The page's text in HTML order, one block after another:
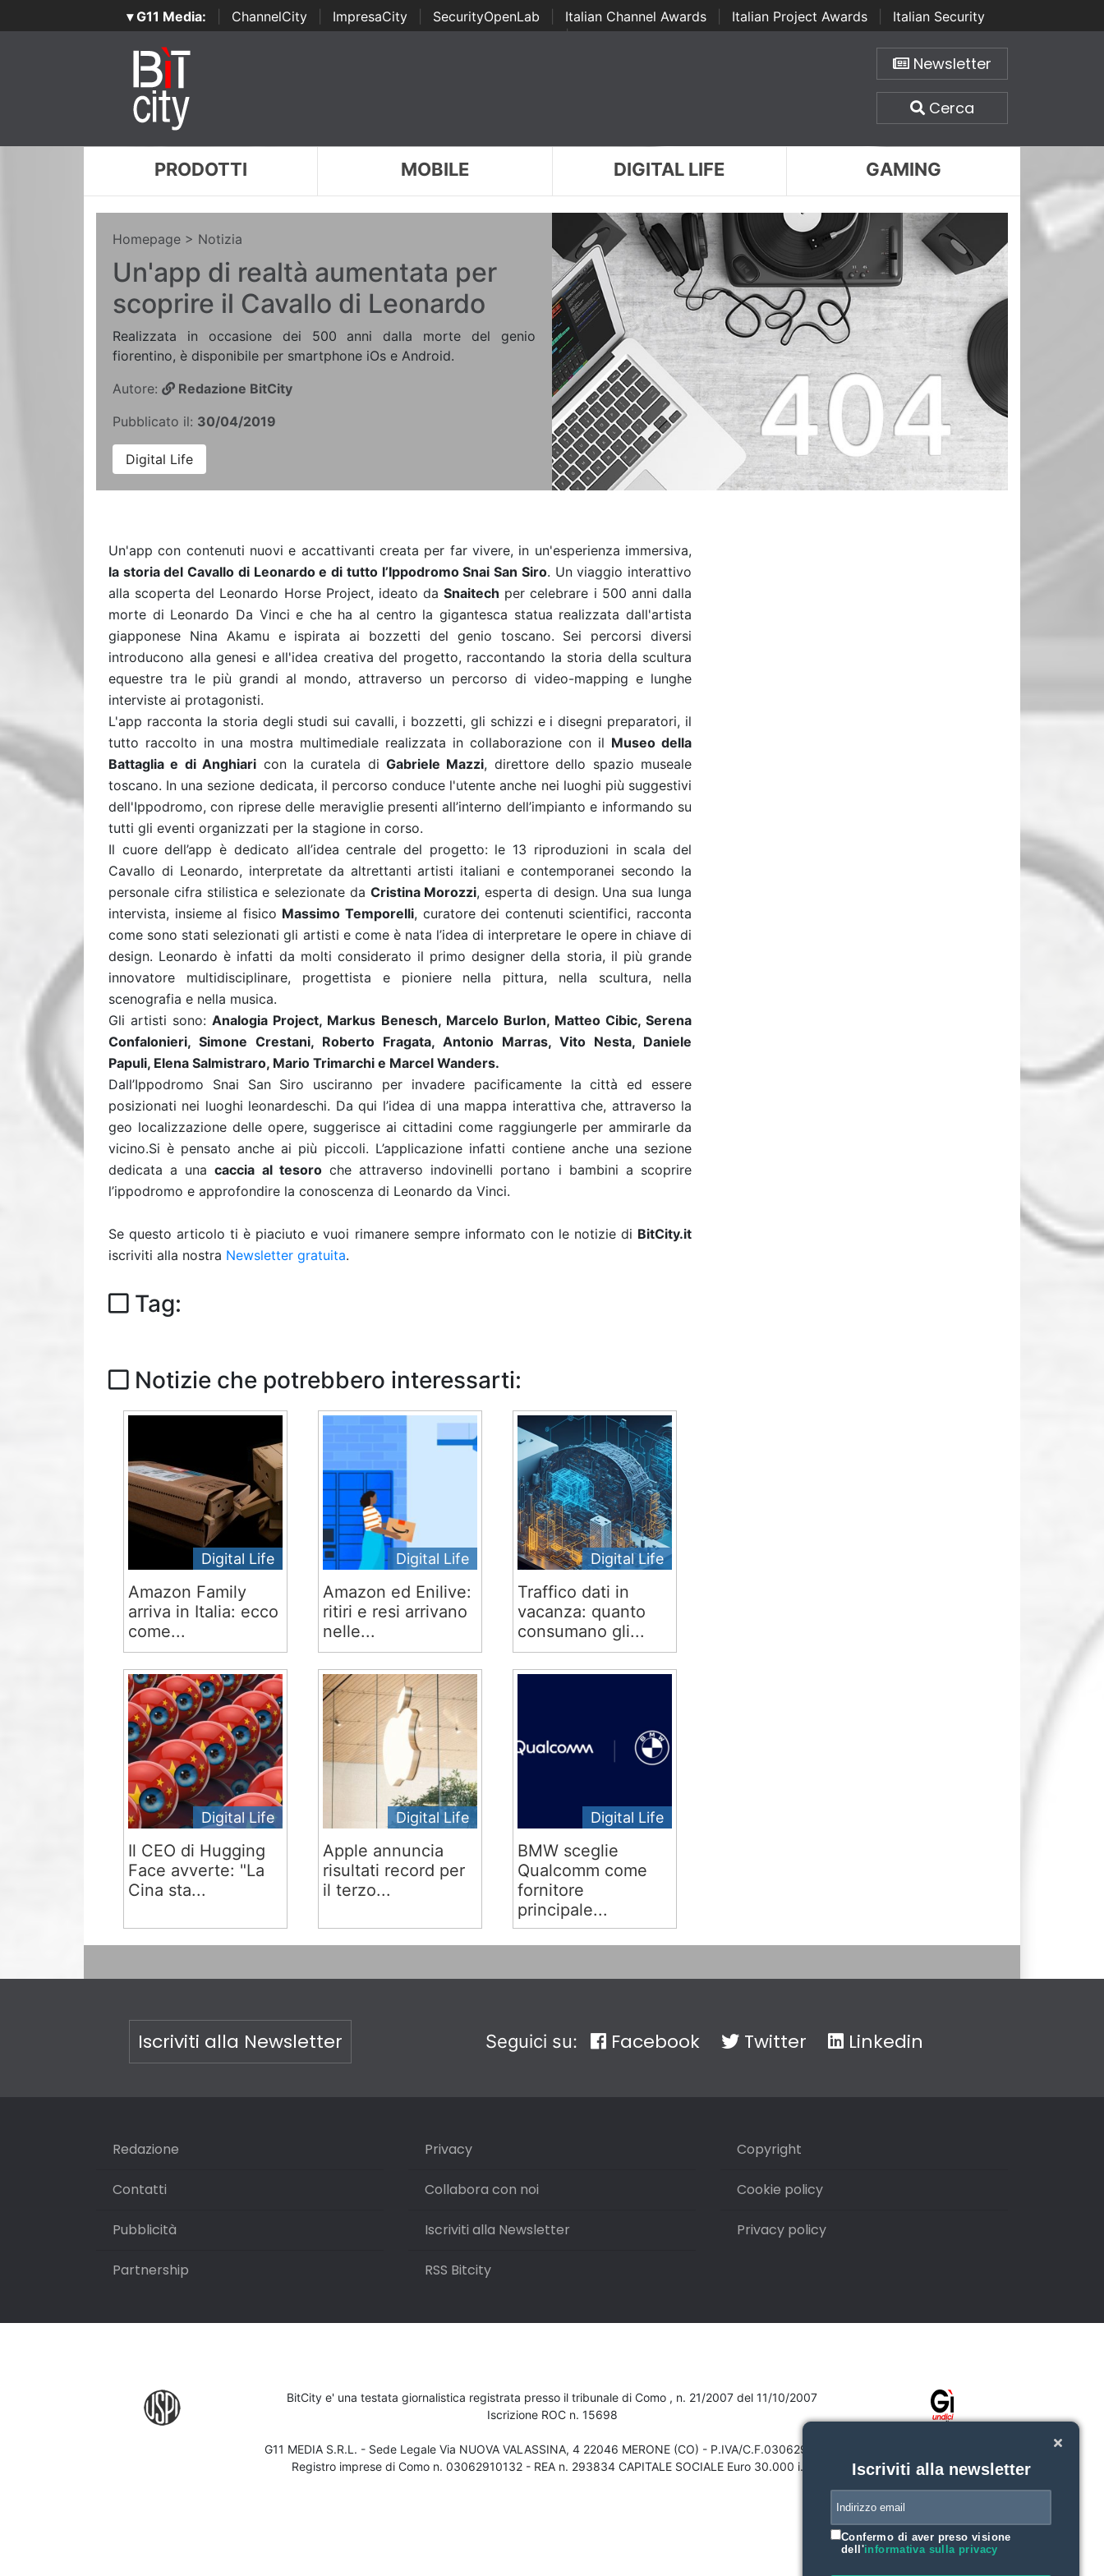
▾ G11 Media: ChannelCity ImpresaCity SecurityOpenLab Italian Channel Awards Italian Project Awards
Italian Security
Awards | ...
Newsletter
Cerca
PRODOTTI MOBILE DIGITAL LIFE GAMING
Homepage > Notizia
Un'app di realtà aumentata per
scoprire il Cavallo di Leonardo
Realizzata in occasione dei 500 anni dalla morte del genio
fiorentino, è disponibile per smartphone iOs e Android.
Autore:
Redazione BitCity
Pubblicato il: 30/04/2019
Digital Life
Un'app con contenuti nuovi e accattivanti creata per far vivere, in un'esperienza immersiva,
la storia del Cavallo di Leonardo e di tutto l’Ippodromo Snai San Siro. Un viaggio interattivo
alla scoperta del Leonardo Horse Project, ideato daSnaitech per celebrare i 500 anni dalla
morte di Leonardo Da Vinci e che ha al centro la gigantesca statua realizzata dall'artista
giapponese Nina Akamu e ispirata ai bozzetti del genio toscano. Sei percorsi diversi
introducono alla genesi e all'idea creativa del progetto, raccontando la storia della scultura
equestre tra le più grandi al mondo, attraverso un percorso di video-mapping e lunghe
interviste ai protagonisti.
L'app racconta la storia degli studi sui cavalli, i bozzetti, gli schizzi e i disegni preparatori, il
tutto raccolto in una mostra multimediale realizzata in collaborazione con il Museo della
Battaglia e di Anghiari con la curatela diGabriele Mazzi, direttore dello spazio museale
toscano. In una sezione dedicata, il percorso conduce l'utente anche nei luoghi più suggestivi
dell'Ippodromo, con riprese delle meraviglie presenti all’interno dell’impianto e informando su
tutti gli eventi organizzati per la stagione in corso.
Il cuore dell’app è dedicato all’idea centrale del progetto: le 13 riproduzioni in scala del
Cavallo di Leonardo, interpretate da altrettanti artisti italiani e contemporanei secondo la
personale cifra stilistica e selezionate da Cristina Morozzi, esperta di design. Una sua lunga
intervista, insieme al fisico Massimo Temporelli, curatore dei contenuti scientifici, racconta
come sono stati selezionati gli artisti e come è nata l’idea di interpretare le opere in chiave di
design. Leonardo è infatti da molti considerato il primo designer della storia, il più grande
innovatore multidisciplinare, progettista e pioniere nella pittura, nella scultura, nella
scenografia e nella musica.
Gli artisti sono:Analogia Project, Markus Benesch, Marcelo Burlon, Matteo Cibic, Serena
Confalonieri, Simone Crestani, Roberto Fragata, Antonio Marras, Vito Nesta, Daniele
Papuli, Elena Salmistraro, Mario Trimarchi e Marcel Wanders.
Dall’Ippodromo Snai San Siro usciranno per invadere pacificamente la città ed essere
posizionati nei luoghi leonardeschi. Da qui l’idea di una mappa interattiva che, attraverso la
geo localizzazione delle opere, suggerisce ai cittadini come raggiungerle per ammirarle da
vicino.Si è pensato anche ai più piccoli. L’applicazione infatti contiene anche una sezione
dedicata a unacaccia al tesoroche attraverso indovinelli portano i bambini a scoprire
l’ippodromo e approfondire la conoscenza di Leonardo da Vinci.
Se questo articolo ti è piaciuto e vuoi rimanere sempre informato con le notizie di BitCity.it
iscriviti alla nostra Newsletter gratuita.
Tag:
Notizie che potrebbero interessarti:
Digital Life
Amazon Family
arriva in Italia: ecco
come...
Digital Life
Amazon ed Enilive:
ritiri e resi arrivano
nelle...
Digital Life
Traffico dati in
vacanza: quanto
consumano gli...
Digital Life
Il CEO di Hugging
Face avverte: "La
Cina sta...
Digital Life
Apple annuncia
risultati record per
il terzo...
Digital Life
BMW sceglie
Qualcomm come
fornitore
principale...
Iscriviti alla Newsletter Seguici su: Facebook Twitter Linkedin
Redazione
Contatti
Pubblicità
Partnership
Privacy
Collabora con noi
Iscriviti alla Newsletter
RSS Bitcity
Copyright
Cookie policy
Privacy policy
BitCity e' una testata giornalistica registrata presso il tribunale di Como , n. 21/2007 del 11/10/2007
Iscrizione ROC n. 15698
G11 MEDIA S.R.L. - Sede Legale Via NUOVA VALASSINA, 4 22046 MERONE (CO) - P.IVA/C.F.03062910132
Registro imprese di Como n. 03062910132 - REA n. 293834 CAPITALE SOCIALE Euro 30.000 i.v.
Iscriviti alla newsletter
Confermo di aver preso visione
dell'informativa sulla privacy